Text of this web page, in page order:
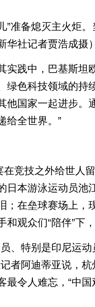
备熄灭主火炬。
社记者贾浩成摄）
践中，巴基斯坦
绿色科技领域的持
他国家一起进步。
给全世界。”
竞技之外给世人留
日本游泳运动员池
；在垒球赛场上，
和观众们“陪伴”
特别是印尼运动
者阿迪蒂亚说，
令人难忘，“中国